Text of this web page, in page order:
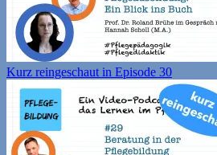
Kurz reingeschaut in Episode 30